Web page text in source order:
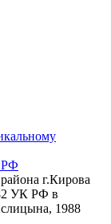
РФ
г.Кирова
УК РФ в
1988